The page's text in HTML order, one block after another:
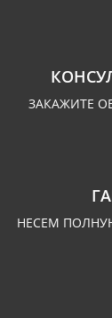
ЗАКАЖИТЕ
НЕСЕМ